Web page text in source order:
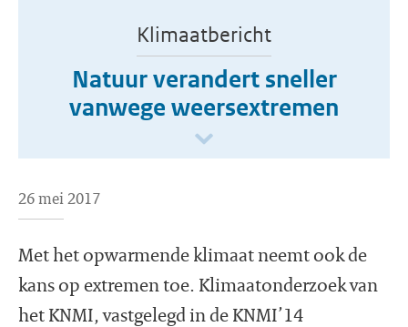
Klimaatbericht
Natuur verandert sneller
vanwege weersextremen
26 mei 2017
Met het opwarmende klimaat neemt ook de
kans op extremen toe. Klimaatonderzoek van
het KNMI, vastgelegd in de KNMI’14